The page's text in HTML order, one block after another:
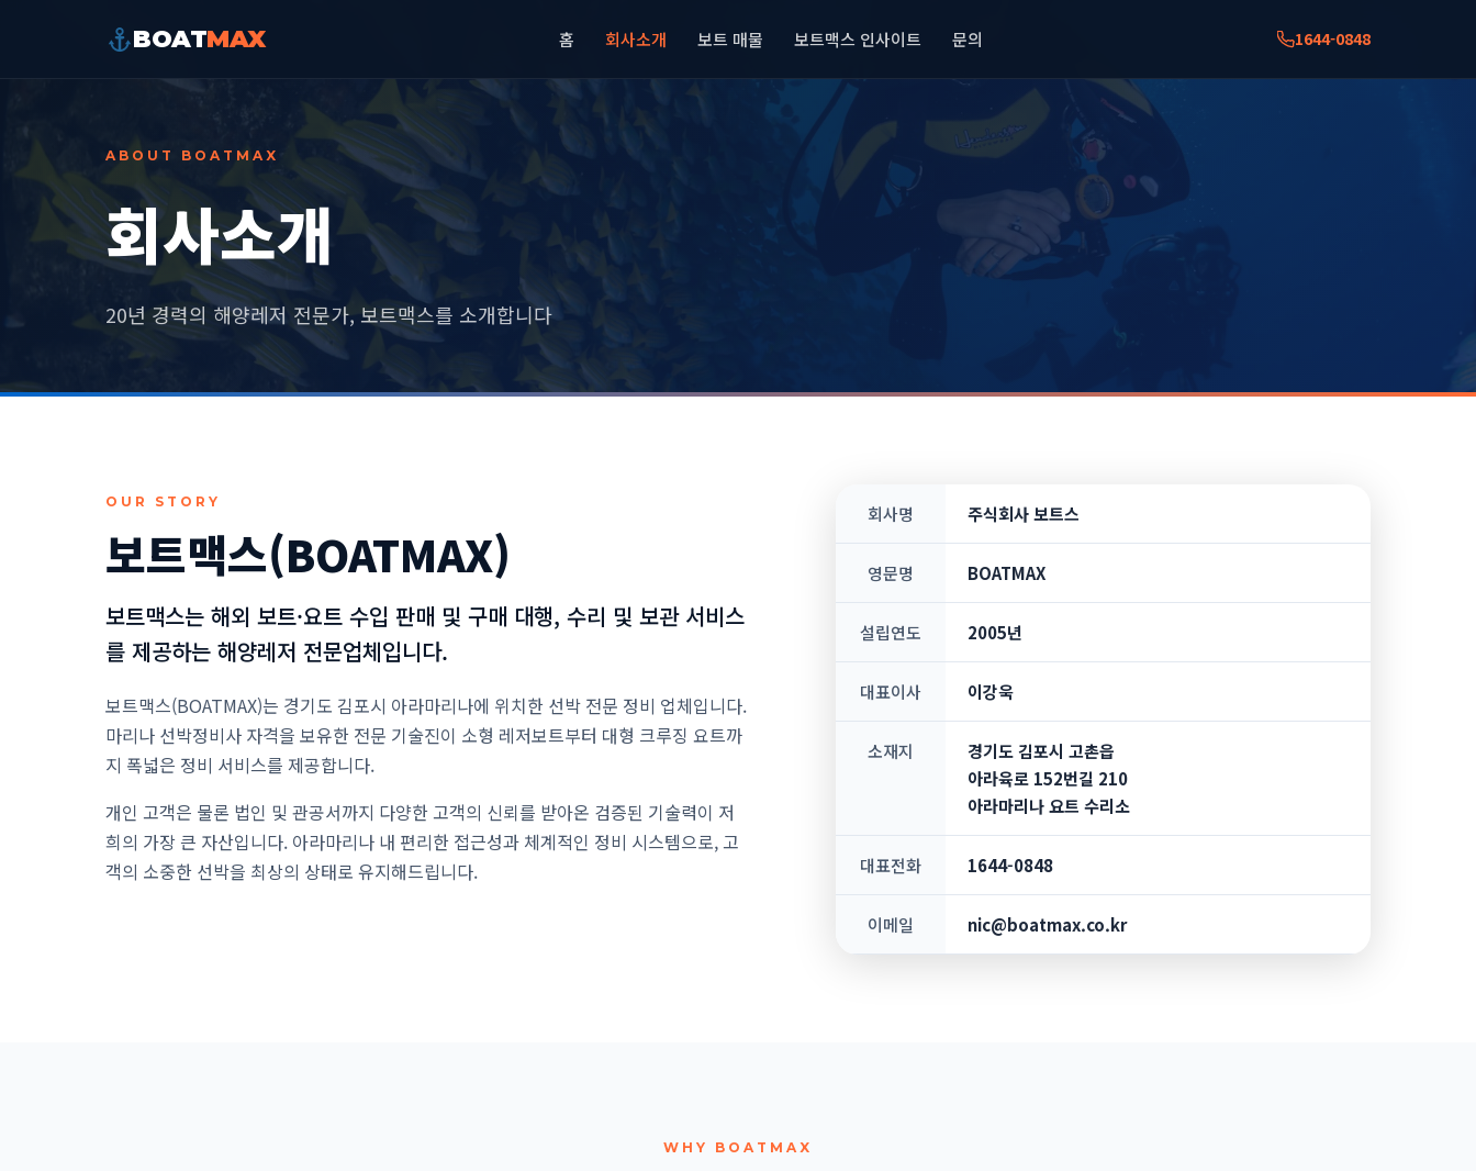
BOATMAX 홈 회사소개 보트 매물 보트맥스 인사이트 문의 1644-0848
ABOUT BOATMAX
회사소개
20년 경력의 해양레저 전문가, 보트맥스를 소개합니다
OUR STORY
보트맥스(BOATMAX)
보트맥스는 해외 보트·요트 수입 판매 및 구매 대행, 수리 및 보관 서비스
를 제공하는 해양레저 전문업체입니다.
보트맥스(BOATMAX)는 경기도 김포시 아라마리나에 위치한 선박 전문 정비 업체입니다.
마리나 선박정비사 자격을 보유한 전문 기술진이 소형 레저보트부터 대형 크루징 요트까
지 폭넓은 정비 서비스를 제공합니다.
개인 고객은 물론 법인 및 관공서까지 다양한 고객의 신뢰를 받아온 검증된 기술력이 저
희의 가장 큰 자산입니다. 아라마리나 내 편리한 접근성과 체계적인 정비 시스템으로, 고
객의 소중한 선박을 최상의 상태로 유지해드립니다.
회사명 주식회사 보트스
영문명 BOATMAX
설립연도 2005년
대표이사 이강욱
소재지
경기도 김포시 고촌읍
아라육로 152번길 210
아라마리나 요트 수리소
대표전화 1644-0848
이메일 nic@boatmax.co.kr
WHY BOATMAX